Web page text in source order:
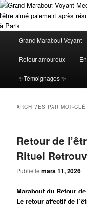
Aller
au
contenu
Aller
au
contenu
Grand
Marabout
rapide de
Ile de
Grand Marabout Voyant
Paiement Après Résultat.
disponible à Paris et en
immédiats, sans risque,
puissants ! le plus grand
vous une voyance
visibles avant tout paiement
principal
Grand Marabout Voyant
Retour amoureux
✨Témoignages ✨
ARCHIVES PAR MOT-CLÉ
Retour de
Rituel
Publié lemars 11, 2026
Marabout du Retour
Leretouraffectif de